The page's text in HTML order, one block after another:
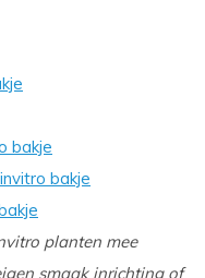
bakje
bakje
planten mee
smaak inrichting of